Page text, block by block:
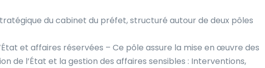
du cabinet du préfet, structuré autour de deux pôles
et affaires réservées – Ce pôle assure la mise en œuvre des
de l’État et la gestion des affaires sensibles : Interventions,